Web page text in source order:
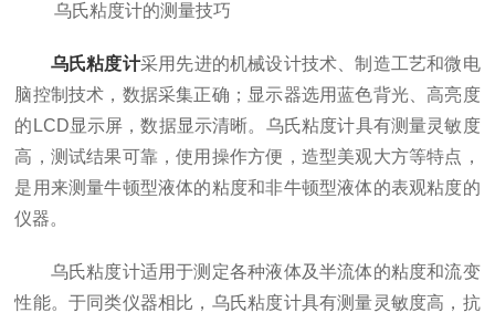
乌氏粘度计的测量技巧
乌氏粘度计采用先进的机械设计技术、制造工艺和微电
脑控制技术，数据采集正确；显示器选用蓝色背光、高亮度
的LCD显示屏，数据显示清晰。乌氏粘度计具有测量灵敏度
高，测试结果可靠，使用操作方便，造型美观大方等特点，
是用来测量牛顿型液体的粘度和非牛顿型液体的表观粘度的
仪器。
乌氏粘度计适用于测定各种液体及半流体的粘度和流变
性能。于同类仪器相比，乌氏粘度计具有测量灵敏度高，抗